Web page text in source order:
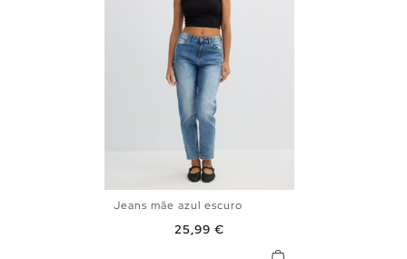
Jeans mãe azul escuro
Preço
25,99 €